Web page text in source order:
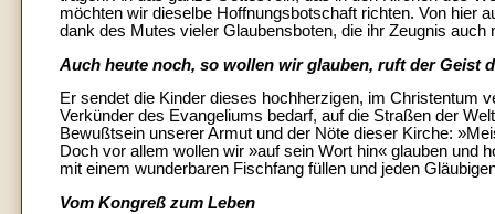
möchten wir dieselbe Hoffnungsbotschaft richten. Von hier
dank des Mutes vieler Glaubensboten, die ihr Zeugnis auch
Auch heute noch, so wollen wir glauben, ruft der Geist
Er sendet die Kinder dieses hochherzigen, im Christentum
Verkünder des Evangeliums bedarf, auf die Straßen der
Bewußtsein unserer Armut und der Nöte dieser Kirche:
Doch vor allem wollen wir »auf sein Wort hin« glauben und
mit einem wunderbaren Fischfang füllen und jeden
Vom Kongreß zum Leben